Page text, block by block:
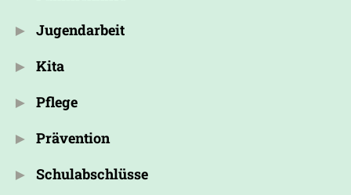
Jugendarbeit
Kita
Pflege
Prävention
Schulabschlüsse